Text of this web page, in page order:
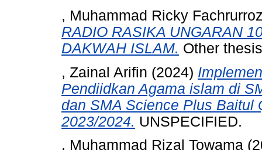
, Muhammad Ricky
RADIO RASIKA UNGARAN
DAKWAH ISLAM. Other
, Zainal Arifin (2024)
Pendiidkan Agama islam di
dan SMA Science Plus Baitul
2023/2024. UNSPECIFIED.
, Muhammad Rizal Towama